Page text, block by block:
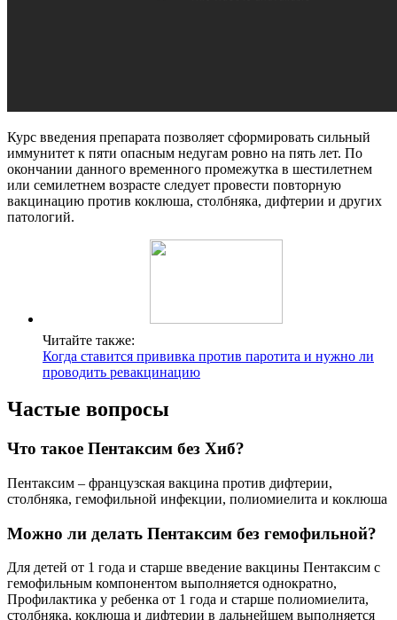
Курс введения препарата позволяет сформировать сильный
иммунитет к пяти опасным недугам ровно на пять лет. По
окончании данного временного промежутка в шестилетнем
или семилетнем возрасте следует провести повторную
вакцинацию против коклюша, столбняка, дифтерии и других
патологий.
Читайте также:
Когда ставится прививка против паротита и нужно ли
проводить ревакцинацию
Частые вопросы
Что такое Пентаксим без Хиб?
Пентаксим – французская вакцина против дифтерии,
столбняка, гемофильной инфекции, полиомиелита и коклюша
Можно ли делать Пентаксим без гемофильной?
Для детей от 1 года и старше введение вакцины Пентаксим с
гемофильным компонентом выполняется однократно,
Профилактика у ребенка от 1 года и старше полиомиелита,
столбняка, коклюша и дифтерии в дальнейшем выполняется